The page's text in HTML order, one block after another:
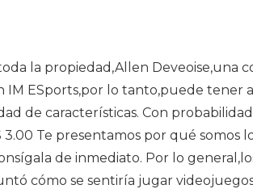
la propiedad,Allen Deveoise,una
ESports,por lo tanto,puede tener
de características. Con
Te presentamos por qué somos
de inmediato. Por lo
cómo se sentiría jugar